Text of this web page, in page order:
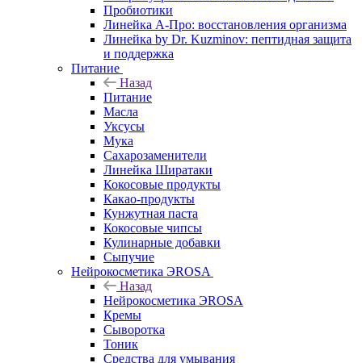
Пробиотики
Линейка А-Про: восстановления организма
Линейка by Dr. Kuzminov: пептидная защита
и поддержка
Питание
Назад
Питание
Масла
Уксусы
Мука
Сахарозаменители
Линейка Ширатаки
Кокосовые продукты
Какао-продукты
Кунжутная паста
Кокосовые чипсы
Кулинарные добавки
Сыпучие
Нейрокосметика ЭROSA
Назад
Нейрокосметика ЭROSA
Кремы
Сыворотка
Тоник
Средства для умывания